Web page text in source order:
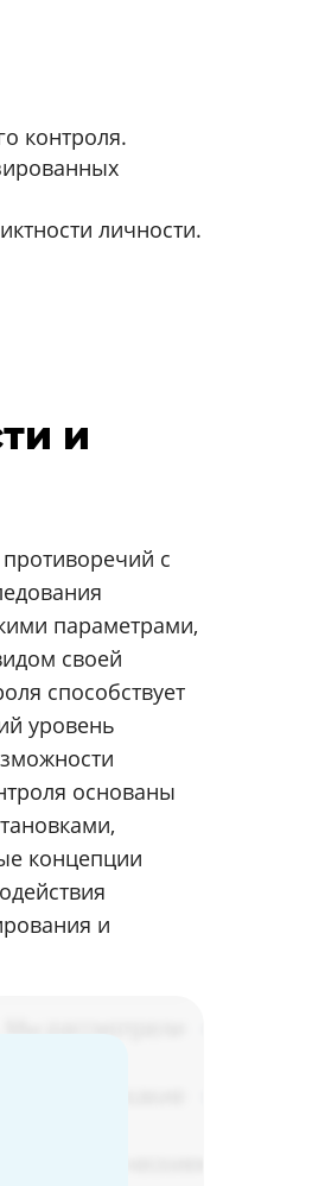
контроля.
личности.
и
с
параметрами,
своей
способствует
уровень
основаны
концепции
и